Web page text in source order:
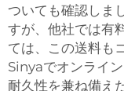
ついても確認しま
すが、他社では有
ては、この送料も
Sinyaでオンライ
耐久性を兼ね備え